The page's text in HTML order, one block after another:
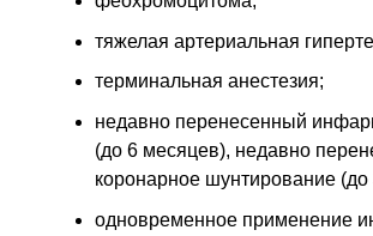
тяжелая артериальная
терминальная анестезия;
недавно перенесенный
(до 6 месяцев), недавно
коронарное шунтирование
одновременное применение